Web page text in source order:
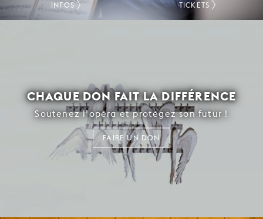
INFOS TICKETS
CHAQUE DON FAIT LA DIFFÉRENCE
Soutenez l’opéra et protégez son futur !
FAIRE UN DON